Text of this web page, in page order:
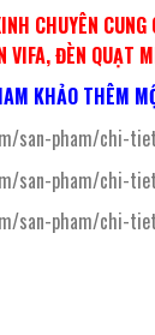
CHUYÊN
VIFA, ĐÈN QUẠT
KHẢO THÊM
san-pham/chi-
san-pham/chi-
san-pham/chi-